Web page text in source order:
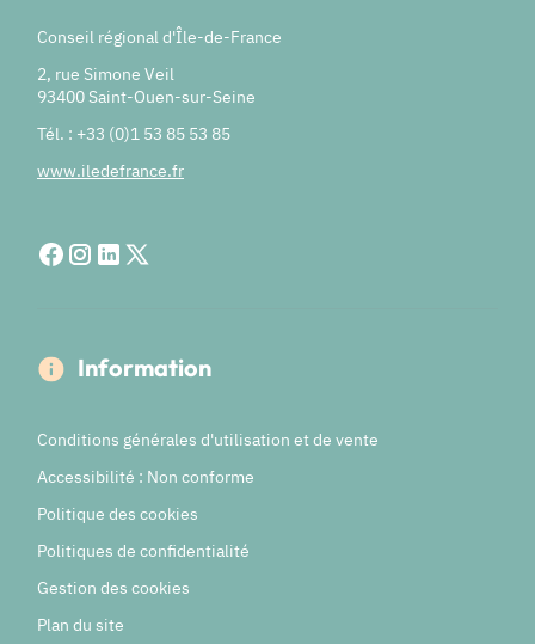
Conseil régional d'Île-de-France
2, rue Simone Veil
93400 Saint-Ouen-sur-Seine
Tél. : +33 (0)1 53 85 53 85
www.iledefrance.fr
Information
Conditions générales d'utilisation et de vente
Accessibilité : Non conforme
Politique des cookies
Politiques de confidentialité
Gestion des cookies
Plan du site